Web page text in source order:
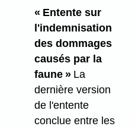
« Entente sur
l'indemnisation
des dommages
causés par la
faune » La
dernière version
de l'entente
conclue entre les